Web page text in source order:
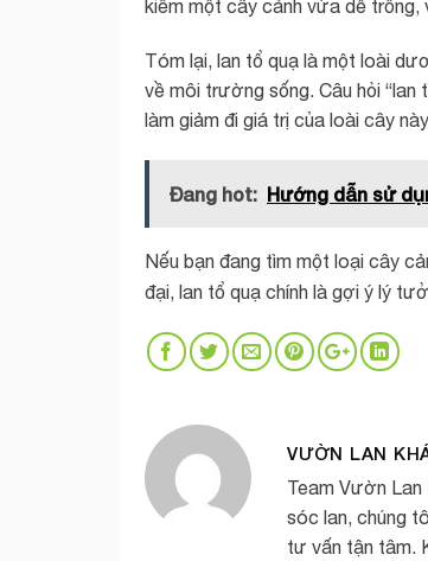
kiếm một cây cảnh vừa dễ
Tóm lại, lan tổ quạ là một loài
về môi trường sống. Câu hỏi
làm giảm đi giá trị của loài cây
Đang hot: Hướng dẫn sử
Nếu bạn đang tìm một loại cây
đại, lan tổ quạ chính là gợi ý lý
VƯỜN LAN
Team Vườn Lan
sóc lan, chúng
tư vấn tận tâm.